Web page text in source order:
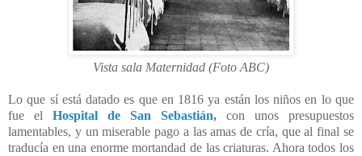
Vista sala Maternidad (Foto ABC)
Lo que sí está datado es que en 1816 ya están los niños en lo que
fue el Hospital de San Sebastián, con unos presupuestos
lamentables, y un miserable pago a las amas de cría, que al final se
traducía en una enorme mortandad de las criaturas. Ahora todos los